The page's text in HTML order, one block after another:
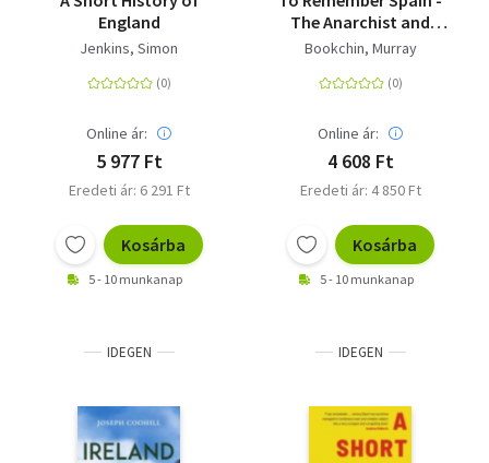
England
Jenkins, Simon
Online ár:
5 977 Ft
Eredeti ár: 6 291 Ft
Kosárba
5 - 10 munkanap
The Anarchist and
Syndicalist Revolution
Bookchin, Murray
Online ár:
4 608 Ft
Eredeti ár: 4 850 Ft
Kosárba
5 - 10 munkanap
IDEGEN IDEGEN